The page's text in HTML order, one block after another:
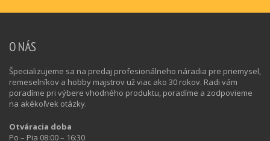
O NÁS
Špecializujeme sa na predaj profesionálneho náradia pre priemysel,
remeselníkov a hobby majstrov už viac ako 30 rokov. Radi vám
poradíme pri výbere vhodného produktu, poradíme a zodpovieme
na akékoľvek otázky.
Otváracia doba
Po – Pia 08:00 – 16:30